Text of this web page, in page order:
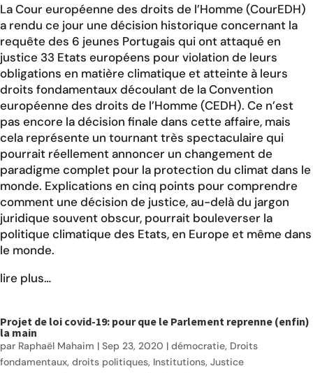
La Cour européenne des droits de l’Homme (CourEDH)
a rendu ce jour une décision historique concernant la
requête des 6 jeunes Portugais qui ont attaqué en
justice 33 Etats européens pour violation de leurs
obligations en matière climatique et atteinte à leurs
droits fondamentaux découlant de la Convention
européenne des droits de l’Homme (CEDH). Ce n’est
pas encore la décision finale dans cette affaire, mais
cela représente un tournant très spectaculaire qui
pourrait réellement annoncer un changement de
paradigme complet pour la protection du climat dans le
monde. Explications en cinq points pour comprendre
comment une décision de justice, au-delà du jargon
juridique souvent obscur, pourrait bouleverser la
politique climatique des Etats, en Europe et même dans
le monde.
lire plus…
Projet de loi covid-19: pour que le Parlement reprenne (enfin)
la main
par Raphaël Mahaim | Sep 23, 2020 | démocratie, Droits
fondamentaux, droits politiques, Institutions, Justice